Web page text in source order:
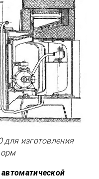
изготовления
автоматической